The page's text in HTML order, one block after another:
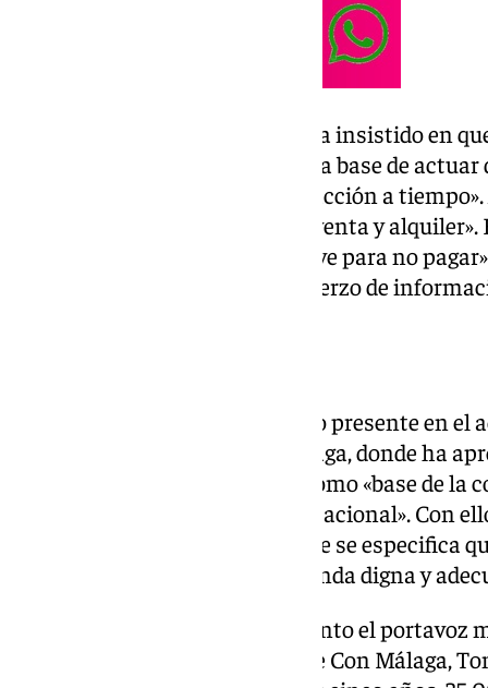
El regidor municipal también ha insistido en
actuar «hasta que no habido una base de
refiriéndose así a la «falta de reacción a
«hay que ofrecer más oferta de venta y
que «no se puede recibir una llave para no
ingresos, hay que hacer un esfuerzo de
La oposición también ha estado presente en
Constitución celebrado en Málaga, donde ha
relevancia de la Constitución como «base de la
puesto el foco en «la crisis habitacional». Con
artículo 47 de la misma en el que se especifica
derecho a disfrutar de una vivienda digna y
Así lo han puesto en conocimiento el portavoz
Pérez, y la concejala portavoz de Con Málaga,